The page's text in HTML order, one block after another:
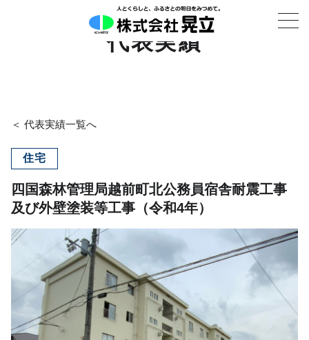
代表実績
＜ 代表実績一覧へ
住宅
四国森林管理局越前町北公務員宿舎耐震工事
及び外壁塗装等工事（令和4年）